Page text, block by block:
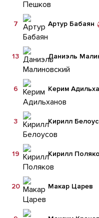
Артур Бабаян
7
Даниэль
13
Керим
6
Кирилл
3
Кирилл
19
Макар Царев
20